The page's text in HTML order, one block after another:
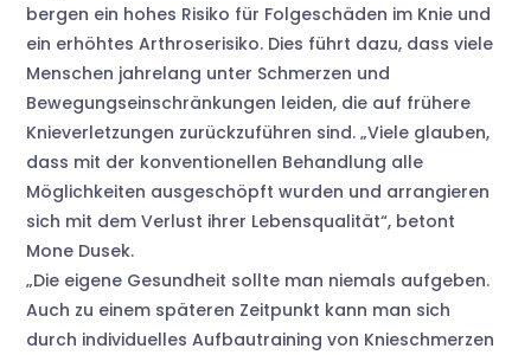
bergen ein hohes Risiko für Folgeschäden im Knie und
ein erhöhtes Arthroserisiko. Dies führt dazu, dass viele
Menschen jahrelang unter Schmerzen und
Bewegungseinschränkungen leiden, die auf frühere
Knieverletzungen zurückzuführen sind. „Viele glauben,
dass mit der konventionellen Behandlung alle
Möglichkeiten ausgeschöpft wurden und arrangieren
sich mit dem Verlust ihrer Lebensqualität“, betont
Mone Dusek.
„Die eigene Gesundheit sollte man niemals aufgeben.
Auch zu einem späteren Zeitpunkt kann man sich
durch individuelles Aufbautraining von Knieschmerzen